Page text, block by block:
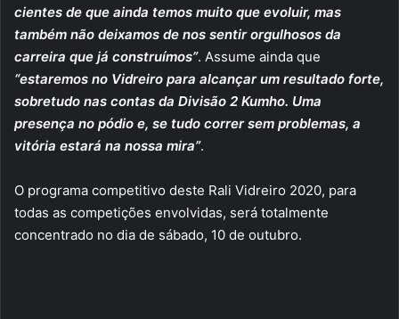
cientes de que ainda temos muito que evoluir, mas
também não deixamos de nos sentir orgulhosos da
carreira que já construímos”. Assume ainda que
“estaremos no Vidreiro para alcançar um resultado forte,
sobretudo nas contas da Divisão 2 Kumho. Uma
presença no pódio e, se tudo correr sem problemas, a
vitória estará na nossa mira”.
O programa competitivo deste Rali Vidreiro 2020, para
todas as competições envolvidas, será totalmente
concentrado no dia de sábado, 10 de outubro.